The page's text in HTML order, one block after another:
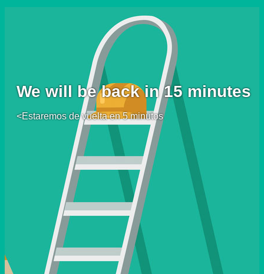
We will be back in 15 minutes
<Estaremos de vuelta en 5 minutos